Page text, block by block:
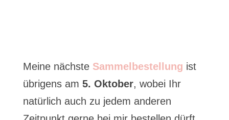
Meine nächste Sammelbestellung ist
übrigens am 5. Oktober, wobei Ihr
natürlich auch zu jedem anderen